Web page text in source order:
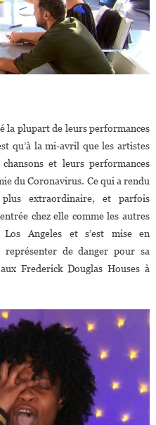
la plupart de leurs performances
qu’à la mi-avril que les artistes
et leurs performances
du Coronavirus. Ce qui a rendu
extraordinaire, et parfois
chez elle comme les autres
Angeles et s’est mise en
de danger pour sa
Frederick Douglas Houses à